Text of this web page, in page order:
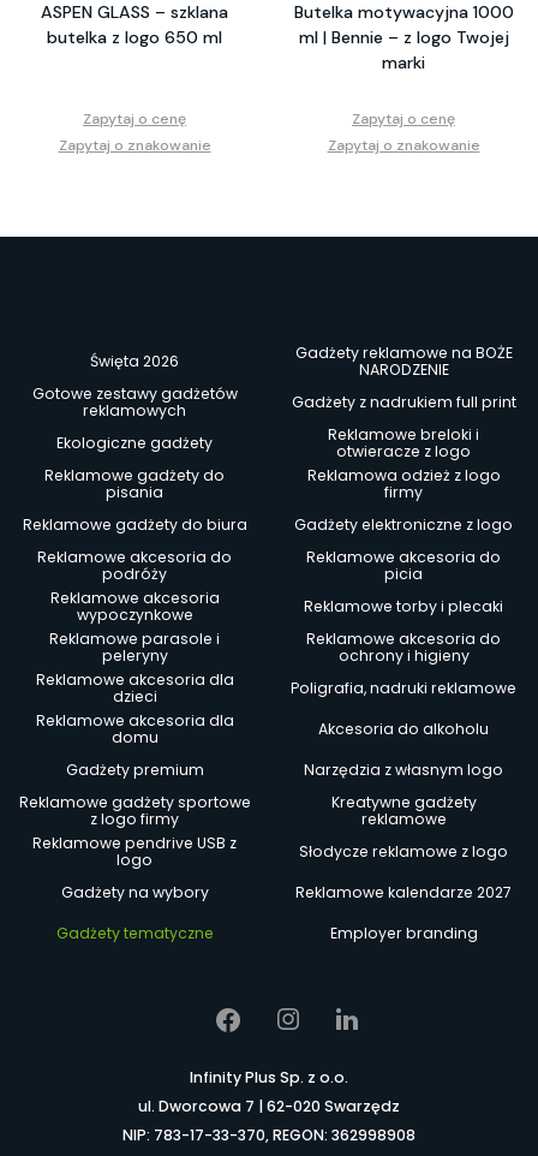
ASPEN GLASS – szklana
butelka z logo 650 ml
Zapytaj o cenę
Zapytaj o znakowanie
Butelka motywacyjna 1000
ml | Bennie – z logo Twojej
marki
Zapytaj o cenę
Zapytaj o znakowanie
Święta 2026
Gadżety reklamowe na BOŻE
NARODZENIE
Gotowe zestawy gadżetów
reklamowych
Gadżety z nadrukiem full print
Ekologiczne gadżety
Reklamowe breloki i
otwieracze z logo
Reklamowe gadżety do
pisania
Reklamowa odzież z logo
firmy
Reklamowe gadżety do biura
Gadżety elektroniczne z logo
Reklamowe akcesoria do
podróży
Reklamowe akcesoria do
picia
Reklamowe akcesoria
wypoczynkowe
Reklamowe torby i plecaki
Reklamowe parasole i
peleryny
Reklamowe akcesoria do
ochrony i higieny
Reklamowe akcesoria dla
dzieci
Poligrafia, nadruki reklamowe
Reklamowe akcesoria dla
domu
Akcesoria do alkoholu
Gadżety premium
Narzędzia z własnym logo
Reklamowe gadżety sportowe
z logo firmy
Kreatywne gadżety
reklamowe
Reklamowe pendrive USB z
logo
Słodycze reklamowe z logo
Gadżety na wybory
Reklamowe kalendarze 2027
Gadżety tematyczne
Employer branding
Infinity Plus Sp. z o.o.
ul. Dworcowa 7 | 62-020 Swarzędz
NIP: 783-17-33-370, REGON: 362998908